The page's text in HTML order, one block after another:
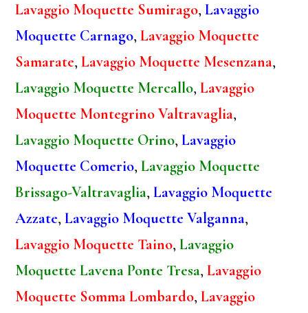
Lavaggio Moquette Sumirago,Lavaggio
Moquette Carnago,Lavaggio Moquette
Samarate,Lavaggio Moquette Mesenzana,
Lavaggio Moquette Mercallo,Lavaggio
Moquette Montegrino Valtravaglia,
Lavaggio Moquette Orino,Lavaggio
Moquette Comerio,Lavaggio Moquette
Brissago-Valtravaglia,Lavaggio Moquette
Azzate,Lavaggio Moquette Valganna,
Lavaggio Moquette Taino,Lavaggio
Moquette Lavena Ponte Tresa,Lavaggio
Moquette Somma Lombardo,Lavaggio